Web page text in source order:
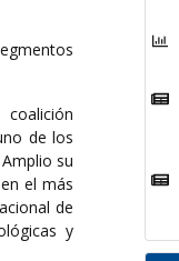
de los
su
el más
de
y